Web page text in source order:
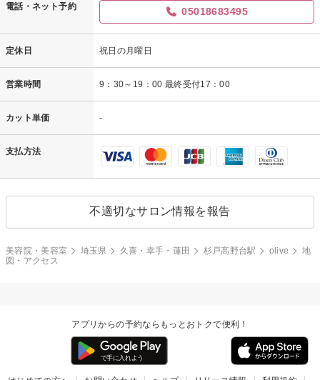
電話・ネット予約 05018683495
定休日 祝日の月曜日
営業時間 9：30～19：00 最終受付17：00
カット単価 -
支払方法
不適切なサロン情報を報告
美容院・美容室 埼玉県 久喜・幸手・蓮田 杉戸高野台駅 olive
地
図・アクセス
アプリからの予約ならもっとおトクで便利！